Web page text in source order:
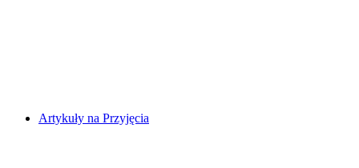
Artykuły na Przyjęcia